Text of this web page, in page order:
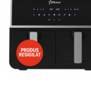
Accesorii console & PC
Birouri gaming
Console Hardware
Ochelari VR Gaming
Scaune gaming
Console Jocuri